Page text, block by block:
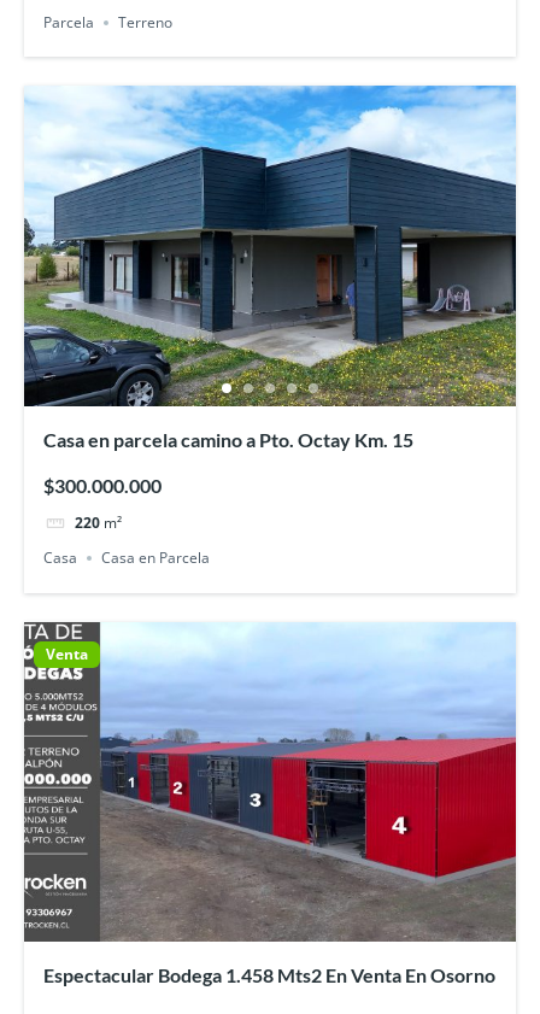
Parcela
Terreno
Casa en parcela camino a Pto. Octay Km. 15
$300.000.000
220 m²
Casa
Casa en Parcela
Venta
Espectacular Bodega 1.458 Mts2 En Venta En Osorno